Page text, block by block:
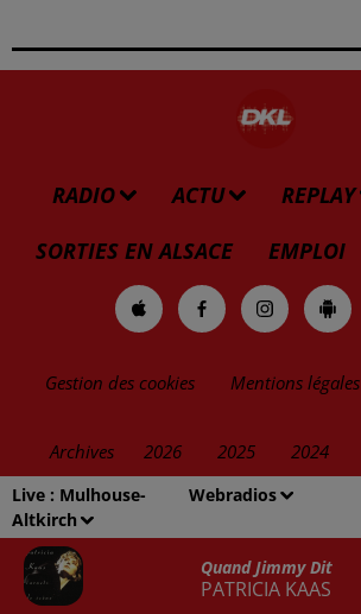
Live : Mulhouse-
Altkirch
Webradios
Quand Jimmy Dit
PATRICIA KAAS
RADIO ACTU REPLAY
SORTIES EN ALSACE
EMPLOI
Gestion des cookies Mentions légales
Archives 2026 2025 2024